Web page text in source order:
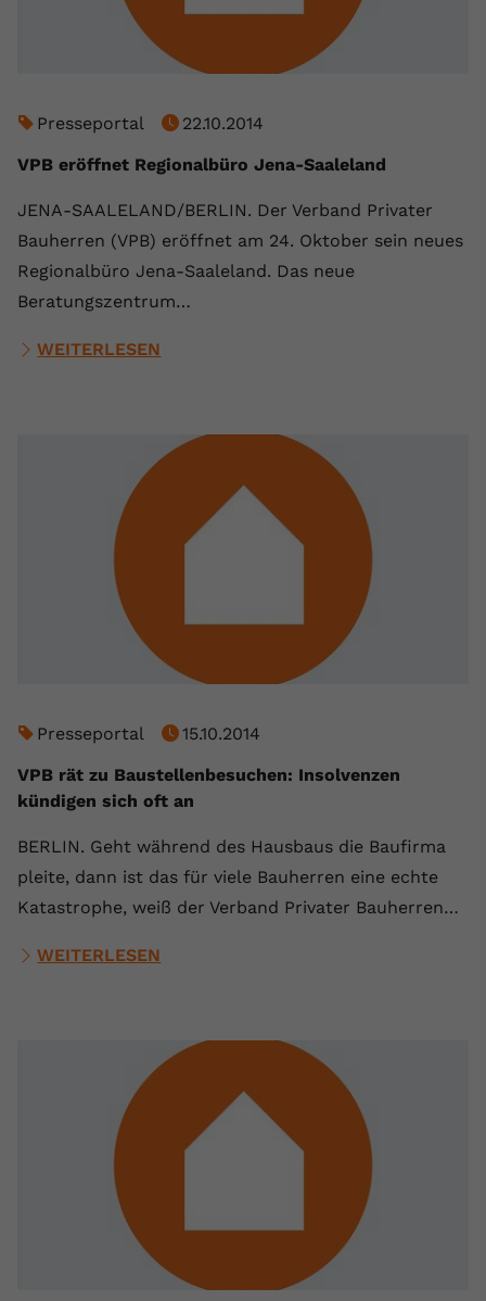
Presseportal
22.10.2014
VPB eröffnet Regionalbüro Jena-Saaleland
JENA-SAALELAND/BERLIN. Der Verband Privater
Bauherren (VPB) eröffnet am 24. Oktober sein neues
Regionalbüro Jena-Saaleland. Das neue
Beratungszentrum…
WEITERLESEN
Presseportal
15.10.2014
VPB rät zu Baustellenbesuchen: Insolvenzen
kündigen sich oft an
BERLIN. Geht während des Hausbaus die Baufirma
pleite, dann ist das für viele Bauherren eine echte
Katastrophe, weiß der Verband Privater Bauherren…
WEITERLESEN